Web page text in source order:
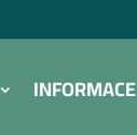
INFORMACE